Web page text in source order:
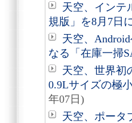
天空、インテ
規版」を8月7日
天空、
なる「在庫一掃
天空、世界初
0.9Lサイズの極
年07日)
天空、ポータ